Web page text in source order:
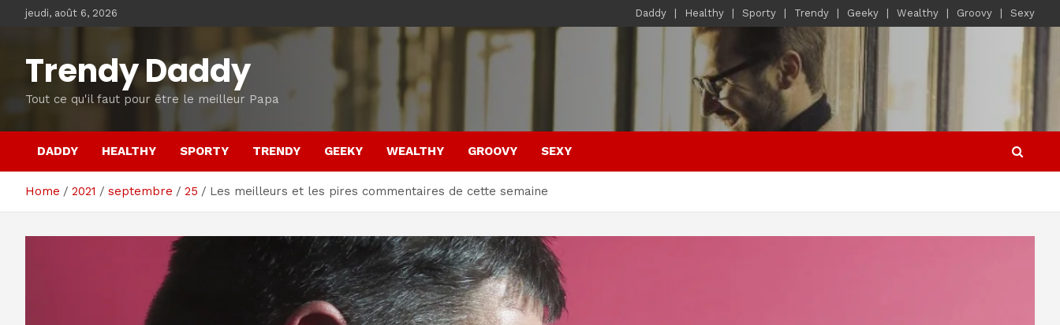
jeudi, août 6, 2026 Daddy Healthy Sporty Trendy Geeky Wealthy Groovy Sexy
Trendy Daddy
Tout ce qu'il faut pour être le meilleur Papa
DADDY HEALTHY SPORTY TRENDY GEEKY WEALTHY GROOVY SEXY
Home 2021 septembre 25 Les meilleurs et les pires commentaires de cette semaine